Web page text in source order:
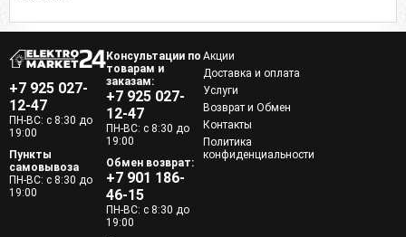
+7 925 027-
12-47
ПН-ВС: с 8:30 до
19:00
Пункты
самовывоза
ПН-ВС: с 8:30 до
19:00
Консультации по
товарам и
заказам:
+7 925 027-
12-47
ПН-ВС: с 8:30 до
19:00
Обмен возврат:
+7 901 186-
46-15
ПН-ВС: с 8:30 до
19:00
Акции
Доставка и оплата
Услуги
Возврат и Обмен
Контакты
Политика
конфиденциальности